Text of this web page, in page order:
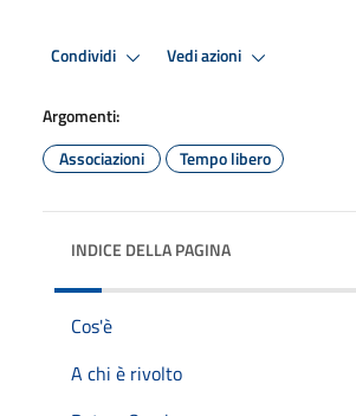
Condividi Vedi azioni
Argomenti:
Associazioni
Tempo libero
INDICE DELLA PAGINA
Cos'è
A chi è rivolto